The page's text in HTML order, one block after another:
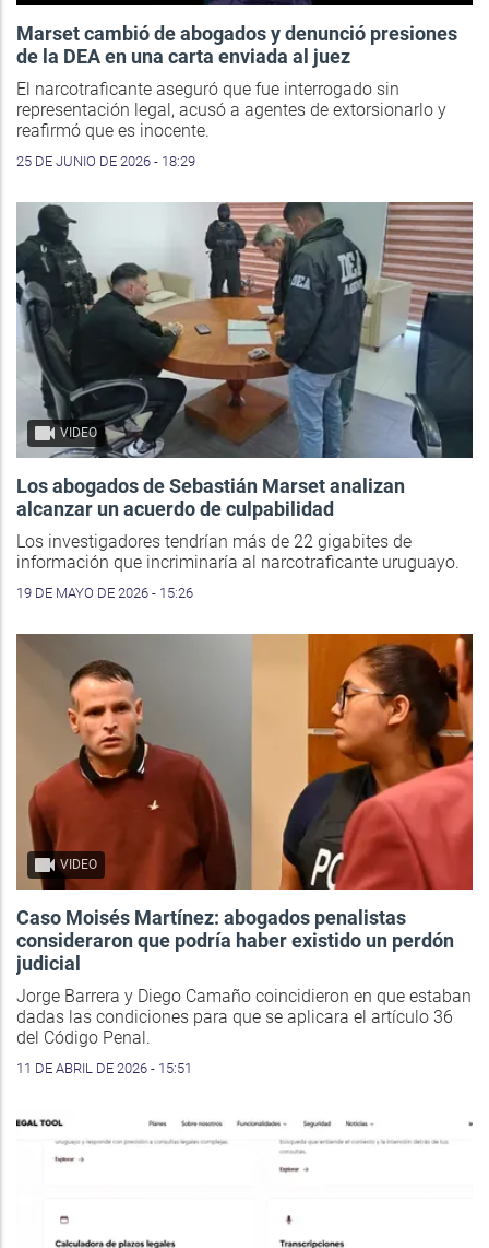
Marset cambió de abogados y denunció presiones
de la DEA en una carta enviada al juez
El narcotraficante aseguró que fue interrogado sin
representación legal, acusó a agentes de extorsionarlo y
reafirmó que es inocente.
25 DE JUNIO DE 2026 - 18:29
VIDEO
Los abogados de Sebastián Marset analizan
alcanzar un acuerdo de culpabilidad
Los investigadores tendrían más de 22 gigabites de
información que incriminaría al narcotraficante uruguayo.
19 DE MAYO DE 2026 - 15:26
VIDEO
Caso Moisés Martínez: abogados penalistas
consideraron que podría haber existido un perdón
judicial
Jorge Barrera y Diego Camaño coincidieron en que estaban
dadas las condiciones para que se aplicara el artículo 36
del Código Penal.
11 DE ABRIL DE 2026 - 15:51